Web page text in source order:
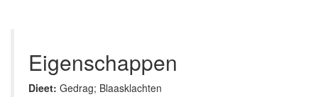
Eigenschappen
Dieet: Gedrag; Blaasklachten